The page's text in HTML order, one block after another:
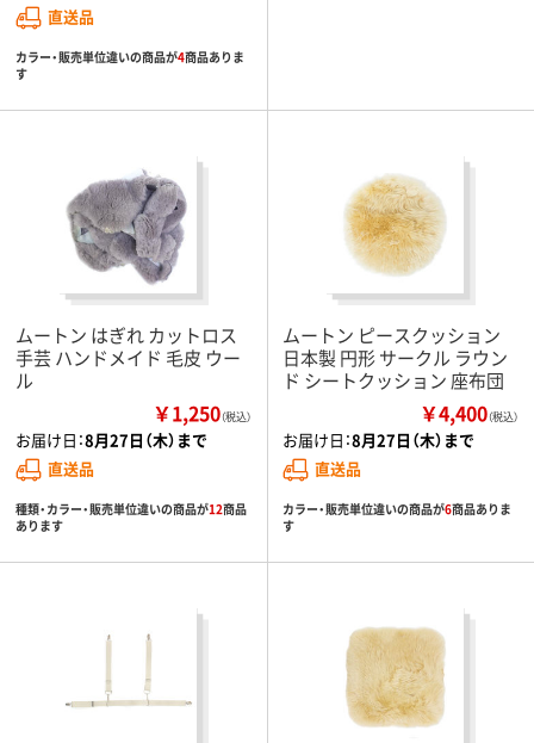
直送品
カラー・販売単位違いの商品が4商品ありま
す
ムートン はぎれ カットロス
手芸 ハンドメイド 毛皮 ウー
ル
￥1,250（税込）
お届け日：8月27日（木）まで
直送品
種類・カラー・販売単位違いの商品が12商品
あります
ムートン ピースクッション
日本製 円形 サークル ラウン
ド シートクッション 座布団
￥4,400（税込）
お届け日：8月27日（木）まで
直送品
カラー・販売単位違いの商品が6商品ありま
す